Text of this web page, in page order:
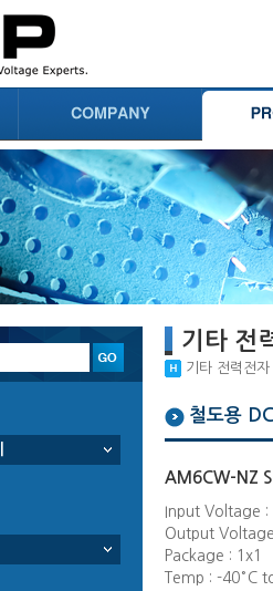
기타 전
기타 전력전
철도용
AM6CW-NZ
Input Voltage
Output
Package : 1x1
Temp : -40°C